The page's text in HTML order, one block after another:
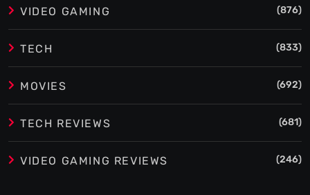
VIDEO GAMING (876)
TECH (833)
MOVIES (692)
TECH REVIEWS (681)
VIDEO GAMING REVIEWS (246)